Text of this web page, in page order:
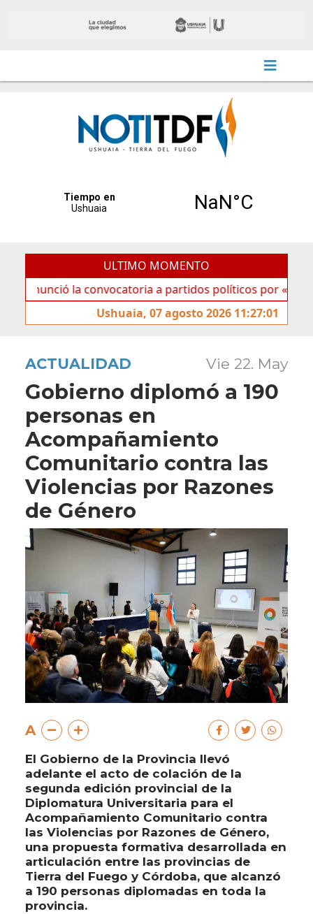
ULTIMO MOMENTO
la convocatoria a partidos políticos por «ficha limpia»
Ushuaia, 07 agosto 2026 11:27:01
ACTUALIDAD Vie 22. May
Gobierno diplomó a 190
personas en
Acompañamiento
Comunitario contra las
Violencias por Razones
de Género
A
El Gobierno de la Provincia llevó
adelante el acto de colación de la
segunda edición provincial de la
Diplomatura Universitaria para el
Acompañamiento Comunitario contra
las Violencias por Razones de Género,
una propuesta formativa desarrollada en
articulación entre las provincias de
Tierra del Fuego y Córdoba, que alcanzó
a 190 personas diplomadas en toda la
provincia.